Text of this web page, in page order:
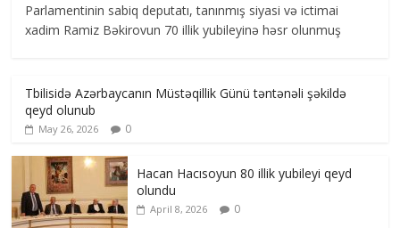
Parlamentinin sabiq deputatı, tanınmış siyasi və ictimai
xadim Ramiz Bəkirovun 70 illik yubileyinə həsr olunmuş
Tbilisidə Azərbaycanın Müstəqillik Günü təntənəli şəkildə
qeyd olunub
May 26, 2026 0
Hacan Hacısoyun 80 illik yubileyi qeyd
olundu
April 8, 2026 0